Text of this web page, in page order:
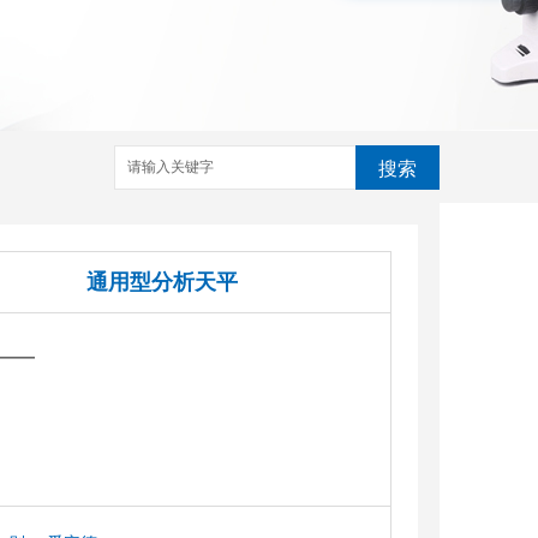
搜索
通用型分析天平
——